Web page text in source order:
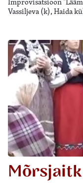
Vassiljeva (k), Haida